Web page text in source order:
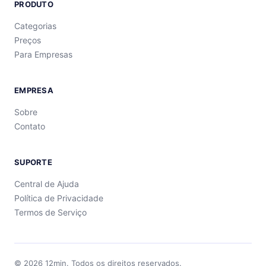
PRODUTO
Categorias
Preços
Para Empresas
EMPRESA
Sobre
Contato
SUPORTE
Central de Ajuda
Política de Privacidade
Termos de Serviço
© 2026 12min. Todos os direitos reservados.